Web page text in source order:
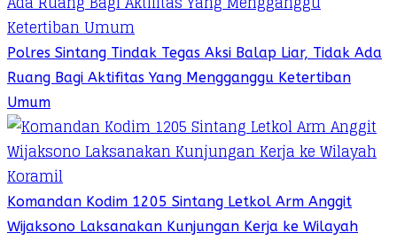
Polres Sintang Tindak Tegas Aksi Balap Liar, Tidak Ada
Ruang Bagi Aktifitas Yang Mengganggu Ketertiban
Umum
Komandan Kodim 1205 Sintang Letkol Arm Anggit
Wijaksono Laksanakan Kunjungan Kerja ke Wilayah